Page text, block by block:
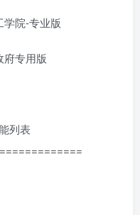
学院-专业版
府专用版
列表